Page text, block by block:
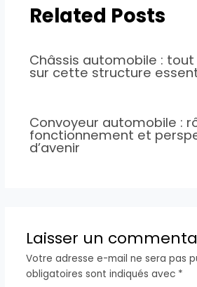
Related Posts
Châssis automobile :
sur cette structure
Convoyeur automobile :
fonctionnement et
d’avenir
Laisser un
Votre adresse e-mail ne sera pas
obligatoires sont indiqués avec *